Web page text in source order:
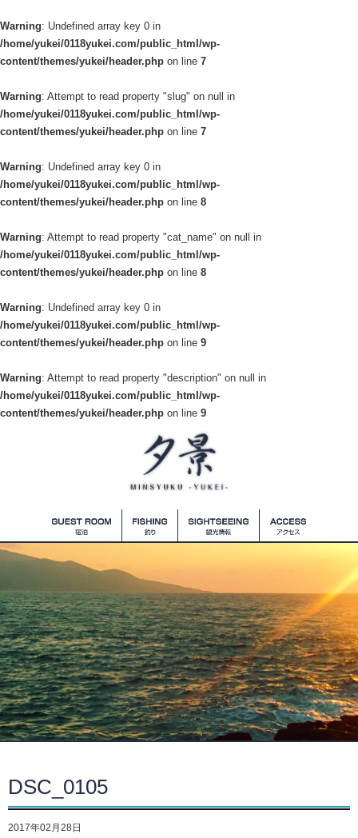
Warning: Undefined array key 0 in
/home/yukei/0118yukei.com/public_html/wp-
content/themes/yukei/header.php on line 7
Warning: Attempt to read property "slug" on null in
/home/yukei/0118yukei.com/public_html/wp-
content/themes/yukei/header.php on line 7
Warning: Undefined array key 0 in
/home/yukei/0118yukei.com/public_html/wp-
content/themes/yukei/header.php on line 8
Warning: Attempt to read property "cat_name" on null in
/home/yukei/0118yukei.com/public_html/wp-
content/themes/yukei/header.php on line 8
Warning: Undefined array key 0 in
/home/yukei/0118yukei.com/public_html/wp-
content/themes/yukei/header.php on line 9
Warning: Attempt to read property "description" on null in
/home/yukei/0118yukei.com/public_html/wp-
content/themes/yukei/header.php on line 9
DSC_0105
2017年02月28日